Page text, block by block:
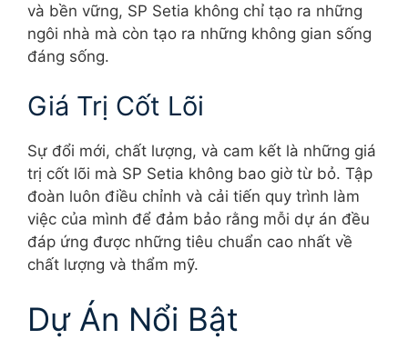
và bền vững, SP Setia không chỉ tạo ra những
ngôi nhà mà còn tạo ra những không gian sống
đáng sống.
Giá Trị Cốt Lõi
Sự đổi mới, chất lượng, và cam kết là những giá
trị cốt lõi mà SP Setia không bao giờ từ bỏ. Tập
đoàn luôn điều chỉnh và cải tiến quy trình làm
việc của mình để đảm bảo rằng mỗi dự án đều
đáp ứng được những tiêu chuẩn cao nhất về
chất lượng và thẩm mỹ.
Dự Án Nổi Bật